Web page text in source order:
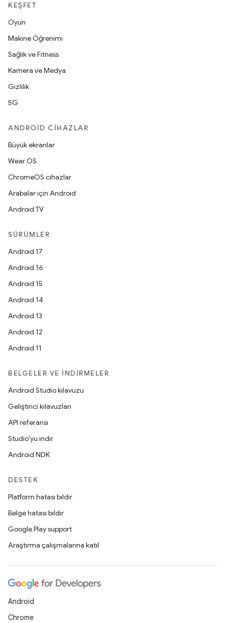
KEŞFET
Oyun
Makine Öğrenimi
Sağlık ve Fitness
Kamera ve Medya
Gizlilik
5G
ANDROID CIHAZLAR
Büyük ekranlar
Wear OS
ChromeOS cihazlar
Arabalar için Android
Android TV
SÜRÜMLER
Android 17
Android 16
Android 15
Android 14
Android 13
Android 12
Android 11
BELGELER VE İNDIRMELER
Android Studio kılavuzu
Geliştirici kılavuzları
API referansı
Studio'yu indir
Android NDK
DESTEK
Platform hatası bildir
Belge hatası bildir
Google Play support
Araştırma çalışmalarına katıl
Android
Chrome